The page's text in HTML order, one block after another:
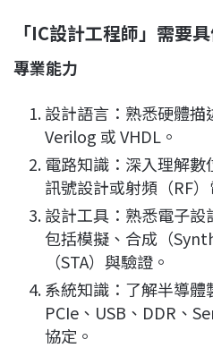
「IC設計工程師」需要
專業能力
設計語言：熟悉硬體
Verilog 或 VHDL。
電路知識：深入理解
訊號設計或射頻（RF）
設計工具：熟悉電子設
包括模擬、合成（
（STA）與驗證。
系統知識：了解半導
PCIe、USB、DDR、
協定。